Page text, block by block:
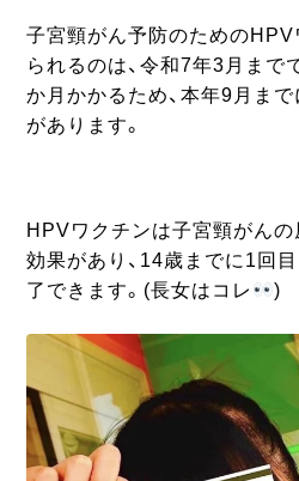
子宮頸がん予防のための
られるのは、令和7年3月まで
か月かかるため、本年9月ま
があります。
HPVワクチンは子宮頸がん
効果があり、14歳までに1回
了できます。(長女はコレ
)